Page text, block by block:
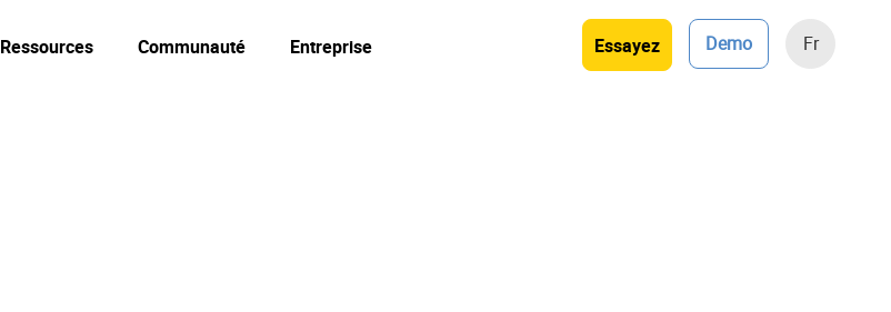
Essayez Demo Fr
Ressources Communauté Entreprise